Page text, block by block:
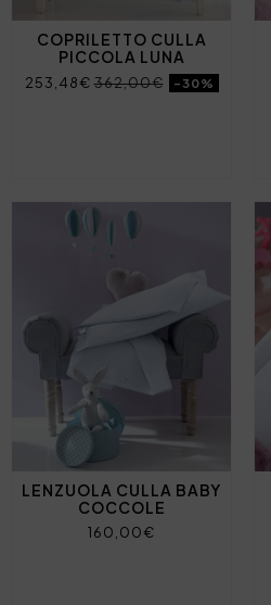
COPRILETTO CULLA
PICCOLA LUNA
253,48€362,00€ -30%
LENZUOLA CULLA BABY
COCCOLE
160,00€